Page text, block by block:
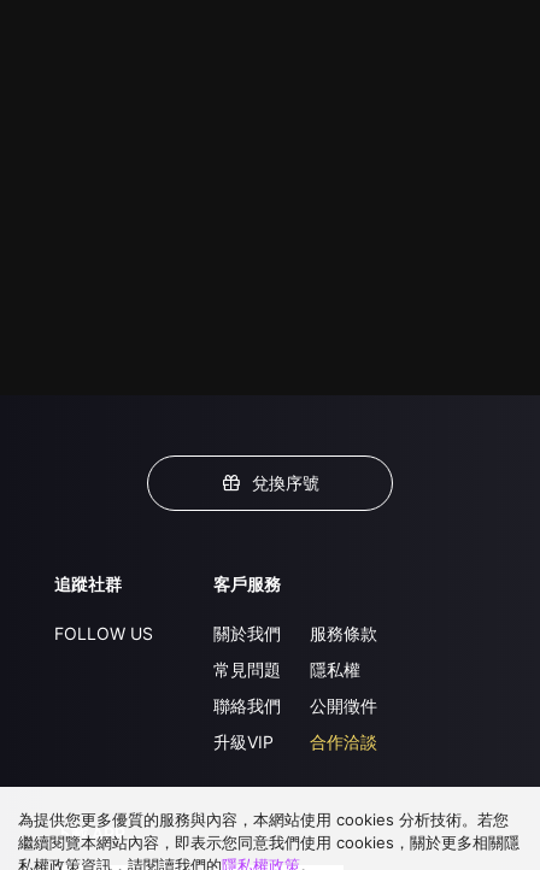
兌換序號
追蹤社群
FOLLOW US
客戶服務
關於我們
常見問題
聯絡我們
升級VIP
服務條款
隱私權
公開徵件
合作洽談
下載 APP
為提供您更多優質的服務與內容，本網站使用 cookies 分析技術。若您
繼續閱覽本網站內容，即表示您同意我們使用 cookies，關於更多相關隱
私權政策資訊，請閱讀我們的隱私權政策。